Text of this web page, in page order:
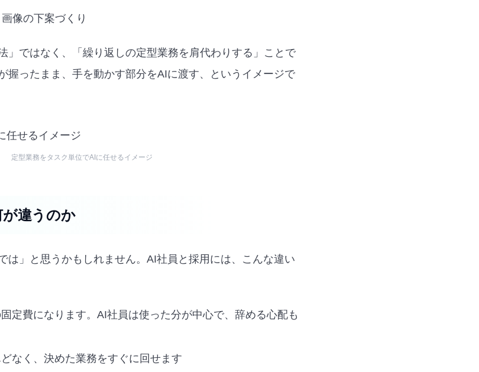
像の下案づくり
」ではなく、「繰り返しの定型業務を肩代わりする」ことで
握ったまま、手を動かす部分をAIに渡す、というイメージで
定型業務をタスク単位でAIに任せるイメージ
違うのか
は」と思うかもしれません。AI社員と採用には、こんな違い
定費になります。AI社員は使った分が中心で、辞める心配も
なく、決めた業務をすぐに回せます